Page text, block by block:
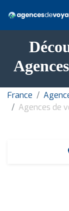
France
Agences de